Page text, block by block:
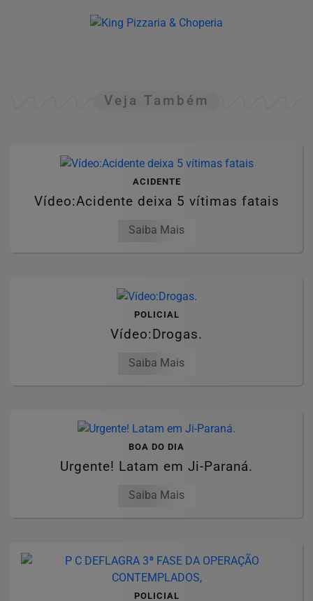
Veja Também
ACIDENTE
Vídeo:Acidente deixa 5 vítimas fatais
Saiba Mais
POLICIAL
Vídeo:Drogas.
Saiba Mais
BOA DO DIA
Urgente! Latam em Ji-Paraná.
Saiba Mais
POLICIAL